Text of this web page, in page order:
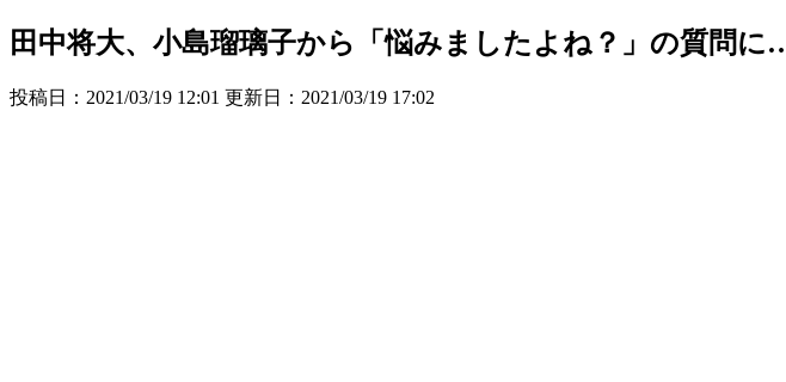
田中将大、小島瑠璃子から「悩みましたよね？」の質問
投稿日：2021/03/19 12:01 更新日： 2021/03/19 17:02